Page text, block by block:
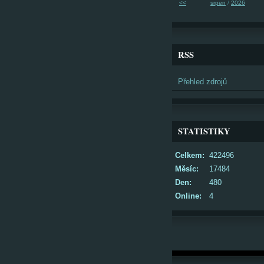
<< srpen / 2026
RSS
Přehled zdrojů
STATISTIKY
Online: 4
Celkem: 422496
Měsíc:
17484
Den:
480